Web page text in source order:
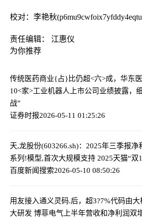
校对：李艳秋
责任编辑： 江惠仪
为你推荐
传统医药商业{占}比仍超<六>成，华东
10<家>工业机器人上市公司业绩披露，
战”
证券时报2026-05-11 01:25:26
天,龙股份(603266.sh)：2025年三季报净
系列!模型,首次大规模支持 2025天猫“双
百度新闻搜索2026-05-10 08:50:26
用友接入通义灵码.后，超3?7%代码由
大研发 博菲电气上半年营收和净利润双